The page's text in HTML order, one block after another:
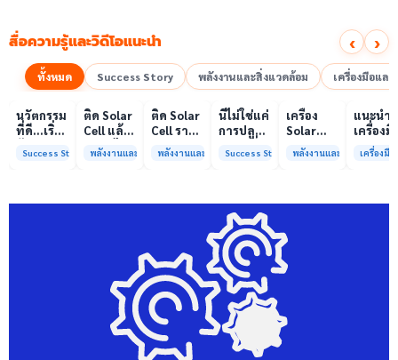
สื่อความรู้และวิดีโอแนะนำ ‹ ›
ทั้งหมด Success Story พลังงานและสิ่งแวดล้อม เครื่องมือแล
เล่นวิดีโอ
00:10
นวัตกรรม
ที่ดี…เริ่ม
ความร่วม
Success Story
เล่นวิดีโอ
00:10
ติด Solar
Cell แล้ว
ลดค่าไฟ
ได้จริง
พลังงานและสิ่งแวดล้อม
00:08
ติด Solar
Cell ราคา
แพง แต่
ค่าไฟ
พลังงานและสิ่งแวดล้อม
เล่นวิดีโอ
นี่ไม่ใช่แค่
การปลูก
คือการ
ให้ป่า
ต้นน้ำและ
ชุมชน
Success Story
เครื่อง
Solar
Simulator
มาตรฐาน
รับรอง
ISO/IEC17025
บริการ
พลังงานและสิ่งแวดล้อม
เล่
01:00
แนะนำ
เครื่องมื
วิเคราะ
ทดสอบ
การกลา
เครื่องมื